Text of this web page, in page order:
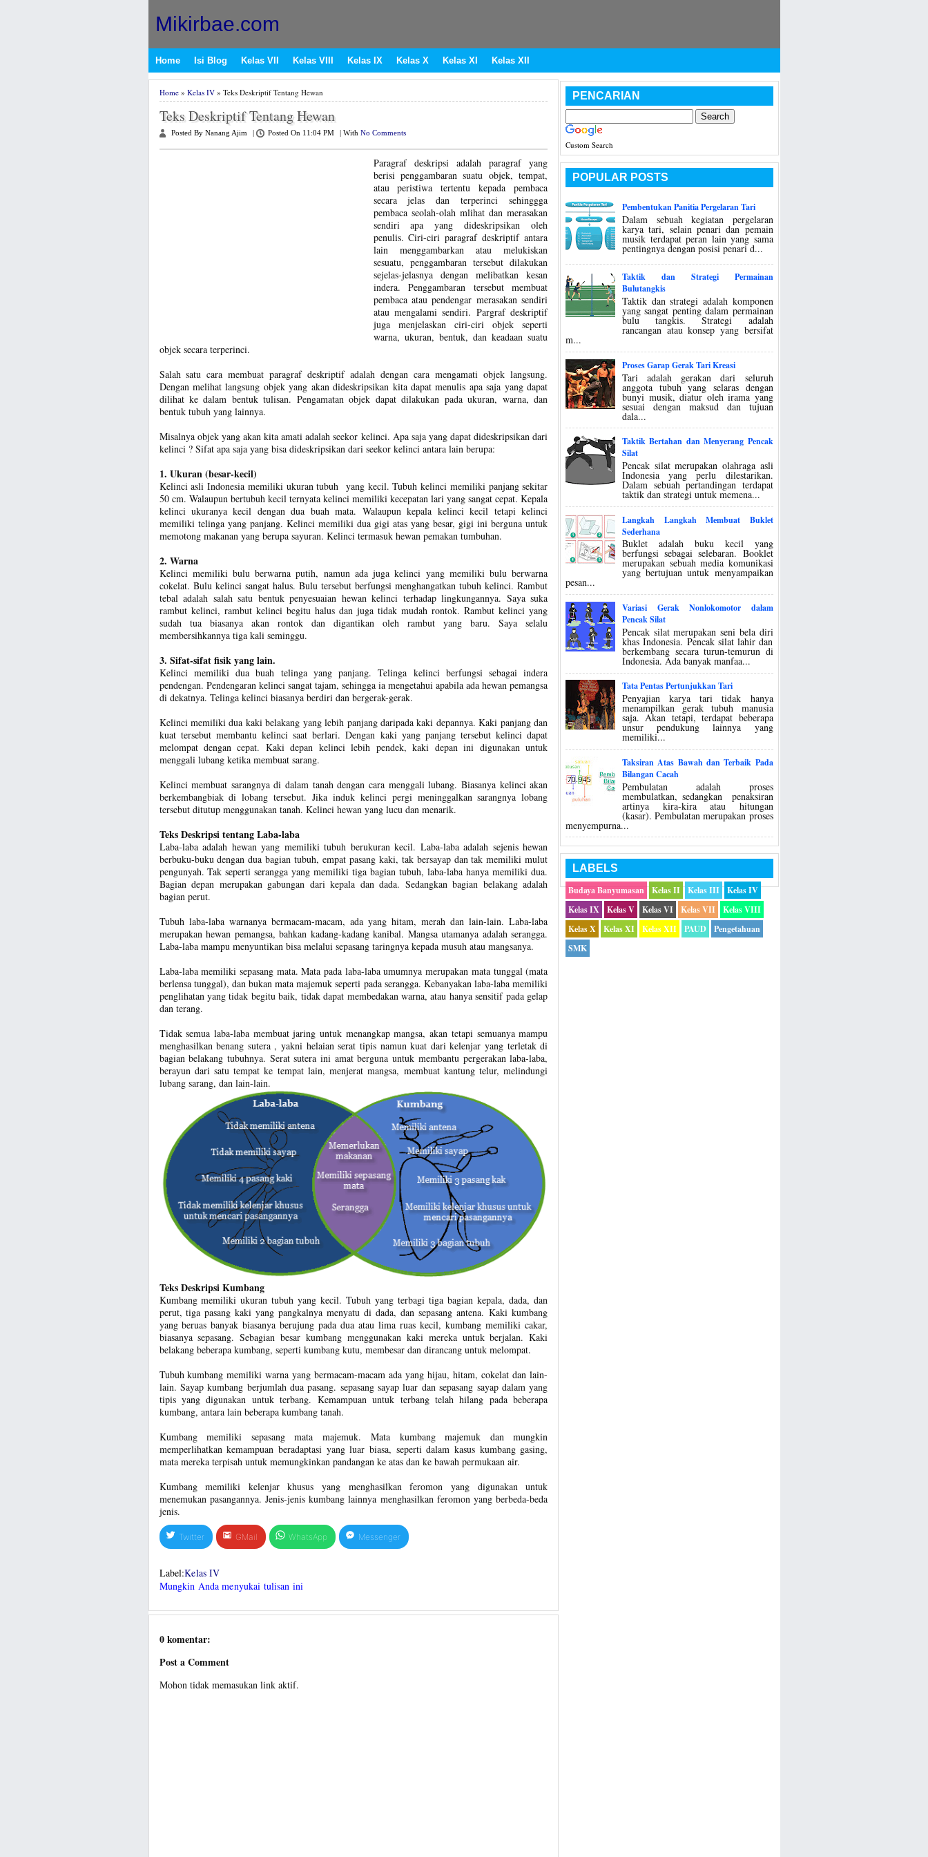
Mikirbae.com
Home Isi Blog Kelas VII Kelas VIII Kelas IX Kelas X Kelas XI Kelas XII
Home» Kelas IV» Teks Deskriptif Tentang Hewan
Teks Deskriptif Tentang Hewan
Posted By Nanang Ajim Posted On 11:04 PM With No Comments
Paragraf deskripsi adalah paragraf yang
berisi penggambaran suatu objek, tempat,
atau peristiwa tertentu kepada pembaca
secara jelas dan terperinci sehinggga
pembaca seolah-olah mlihat dan merasakan
sendiri apa yang dideskripsikan oleh
penulis. Ciri-ciri paragraf deskriptif antara
lain menggambarkan atau melukiskan
sesuatu, penggambaran tersebut dilakukan
sejelas-jelasnya dengan melibatkan kesan
indera. Penggambaran tersebut membuat
pembaca atau pendengar merasakan sendiri
atau mengalami sendiri. Pargraf deskriptif
juga menjelaskan ciri-ciri objek seperti
warna, ukuran, bentuk, dan keadaan suatu
objek secara terperinci.
Salah satu cara membuat paragraf deskriptif adalah dengan cara mengamati objek langsung.
Dengan melihat langsung objek yang akan dideskripsikan kita dapat menulis apa saja yang dapat
dilihat ke dalam bentuk tulisan. Pengamatan objek dapat dilakukan pada ukuran, warna, dan
bentuk tubuh yang lainnya.
Misalnya objek yang akan kita amati adalah seekor kelinci. Apa saja yang dapat dideskripsikan dari
kelinci ? Sifat apa saja yang bisa dideskripsikan dari seekor kelinci antara lain berupa:
1. Ukuran (besar-kecil)
Kelinci asli Indonesia memiliki ukuran tubuh yang kecil. Tubuh kelinci memiliki panjang sekitar
50 cm. Walaupun bertubuh kecil ternyata kelinci memiliki kecepatan lari yang sangat cepat. Kepala
kelinci ukuranya kecil dengan dua buah mata. Walaupun kepala kelinci kecil tetapi kelinci
memiliki telinga yang panjang. Kelinci memiliki dua gigi atas yang besar, gigi ini berguna untuk
memotong makanan yang berupa sayuran. Kelinci termasuk hewan pemakan tumbuhan.
2. Warna
Kelinci memiliki bulu berwarna putih, namun ada juga kelinci yang memiliki bulu berwarna
cokelat. Bulu kelinci sangat halus. Bulu tersebut berfungsi menghangatkan tubuh kelinci. Rambut
tebal adalah salah satu bentuk penyesuaian hewan kelinci terhadap lingkungannya. Saya suka
rambut kelinci, rambut kelinci begitu halus dan juga tidak mudah rontok. Rambut kelinci yang
sudah tua biasanya akan rontok dan digantikan oleh rambut yang baru. Saya selalu
membersihkannya tiga kali seminggu.
3. Sifat-sifat fisik yang lain.
Kelinci memiliki dua buah telinga yang panjang. Telinga kelinci berfungsi sebagai indera
pendengan. Pendengaran kelinci sangat tajam, sehingga ia mengetahui apabila ada hewan pemangsa
di dekatnya. Telinga kelinci biasanya berdiri dan bergerak-gerak.
Kelinci memiliki dua kaki belakang yang lebih panjang daripada kaki depannya. Kaki panjang dan
kuat tersebut membantu kelinci saat berlari. Dengan kaki yang panjang tersebut kelinci dapat
melompat dengan cepat. Kaki depan kelinci lebih pendek, kaki depan ini digunakan untuk
menggali lubang ketika membuat sarang.
Kelinci membuat sarangnya di dalam tanah dengan cara menggali lubang. Biasanya kelinci akan
berkembangbiak di lobang tersebut. Jika induk kelinci pergi meninggalkan sarangnya lobang
tersebut ditutup menggunakan tanah. Kelinci hewan yang lucu dan menarik.
Teks Deskripsi tentang Laba-laba
Laba-laba adalah hewan yang memiliki tubuh berukuran kecil. Laba-laba adalah sejenis hewan
berbuku-buku dengan dua bagian tubuh, empat pasang kaki, tak bersayap dan tak memiliki mulut
pengunyah. Tak seperti serangga yang memiliki tiga bagian tubuh, laba-laba hanya memiliki dua.
Bagian depan merupakan gabungan dari kepala dan dada. Sedangkan bagian belakang adalah
bagian perut.
Tubuh laba-laba warnanya bermacam-macam, ada yang hitam, merah dan lain-lain. Laba-laba
merupakan hewan pemangsa, bahkan kadang-kadang kanibal. Mangsa utamanya adalah serangga.
Laba-laba mampu menyuntikan bisa melalui sepasang taringnya kepada musuh atau mangsanya.
Laba-laba memiliki sepasang mata. Mata pada laba-laba umumnya merupakan mata tunggal (mata
berlensa tunggal), dan bukan mata majemuk seperti pada serangga. Kebanyakan laba-laba memiliki
penglihatan yang tidak begitu baik, tidak dapat membedakan warna, atau hanya sensitif pada gelap
dan terang.
Tidak semua laba-laba membuat jaring untuk menangkap mangsa, akan tetapi semuanya mampu
menghasilkan benang sutera , yakni helaian serat tipis namun kuat dari kelenjar yang terletak di
bagian belakang tubuhnya. Serat sutera ini amat berguna untuk membantu pergerakan laba-laba,
berayun dari satu tempat ke tempat lain, menjerat mangsa, membuat kantung telur, melindungi
lubang sarang, dan lain-lain.
Teks Deskripsi Kumbang
Kumbang memiliki ukuran tubuh yang kecil. Tubuh yang terbagi tiga bagian kepala, dada, dan
perut, tiga pasang kaki yang pangkalnya menyatu di dada, dan sepasang antena. Kaki kumbang
yang beruas banyak biasanya berujung pada dua atau lima ruas kecil, kumbang memiliki cakar,
biasanya sepasang. Sebagian besar kumbang menggunakan kaki mereka untuk berjalan. Kaki
belakang beberapa kumbang, seperti kumbang kutu, membesar dan dirancang untuk melompat.
Tubuh kumbang memiliki warna yang bermacam-macam ada yang hijau, hitam, cokelat dan lain-
lain. Sayap kumbang berjumlah dua pasang. sepasang sayap luar dan sepasang sayap dalam yang
tipis yang digunakan untuk terbang. Kemampuan untuk terbang telah hilang pada beberapa
kumbang, antara lain beberapa kumbang tanah.
Kumbang memiliki sepasang mata majemuk. Mata kumbang majemuk dan mungkin
memperlihatkan kemampuan beradaptasi yang luar biasa, seperti dalam kasus kumbang gasing,
mata mereka terpisah untuk memungkinkan pandangan ke atas dan ke bawah permukaan air.
Kumbang memiliki kelenjar khusus yang menghasilkan feromon yang digunakan untuk
menemukan pasangannya. Jenis-jenis kumbang lainnya menghasilkan feromon yang berbeda-beda
jenis.
Twitter GMail WhatsApp Messenger
Label:Kelas IV
Mungkin Anda menyukai tulisan ini
0 komentar:
Post a Comment
Mohon tidak memasukan link aktif.
PENCARIAN
Custom Search
POPULAR POSTS
Pembentukan Panitia Pergelaran Tari
Dalam sebuah kegiatan pergelaran
karya tari, selain penari dan pemain
musik terdapat peran lain yang sama
pentingnya dengan posisi penari d...
Taktik dan Strategi Permainan
Bulutangkis
Taktik dan strategi adalah komponen
yang sangat penting dalam permainan
bulu tangkis. Strategi adalah
rancangan atau konsep yang bersifat
m...
Proses Garap Gerak Tari Kreasi
Tari adalah gerakan dari seluruh
anggota tubuh yang selaras dengan
bunyi musik, diatur oleh irama yang
sesuai dengan maksud dan tujuan
dala...
Taktik Bertahan dan Menyerang Pencak
Silat
Pencak silat merupakan olahraga asli
Indonesia yang perlu dilestarikan.
Dalam sebuah pertandingan terdapat
taktik dan strategi untuk memena...
Langkah Langkah Membuat Buklet
Sederhana
Buklet adalah buku kecil yang
berfungsi sebagai selebaran. Booklet
merupakan sebuah media komunikasi
yang bertujuan untuk menyampaikan
pesan...
Variasi Gerak Nonlokomotor dalam
Pencak Silat
Pencak silat merupakan seni bela diri
khas Indonesia. Pencak silat lahir dan
berkembang secara turun-temurun di
Indonesia. Ada banyak manfaa...
Tata Pentas Pertunjukkan Tari
Penyajian karya tari tidak hanya
menampilkan gerak tubuh manusia
saja. Akan tetapi, terdapat beberapa
unsur pendukung lainnya yang
memiliki...
Taksiran Atas Bawah dan Terbaik Pada
Bilangan Cacah
Pembulatan adalah proses
membulatkan, sedangkan penaksiran
artinya kira-kira atau hitungan
(kasar). Pembulatan merupakan proses
menyempurna...
LABELS
Budaya Banyumasan
Kelas II Kelas III
Kelas IV
Kelas IX
Kelas V Kelas VI Kelas VII
Kelas VIII
Kelas X
Kelas XI Kelas XII PAUD
Pengetahuan
SMK